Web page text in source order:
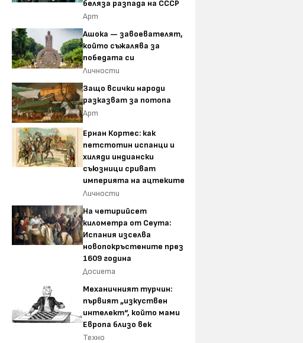
беляза разпада на СССР
Арт
Ашока — завоевателят,
който съжалява за
победата си
Личности
Защо всички народи
разказват за потопа
Арт
Ернан Кортес: как
петстотин испанци и
хиляди индиански
съюзници сриват
империята на ацтеките
Личности
На четирийсет
километра от Сеута:
Испания изселва
новопокръстените през
1609 година
Досиета
Механичният турчин:
първият „изкуствен
интелект“, който мами
Европа близо век
Техно